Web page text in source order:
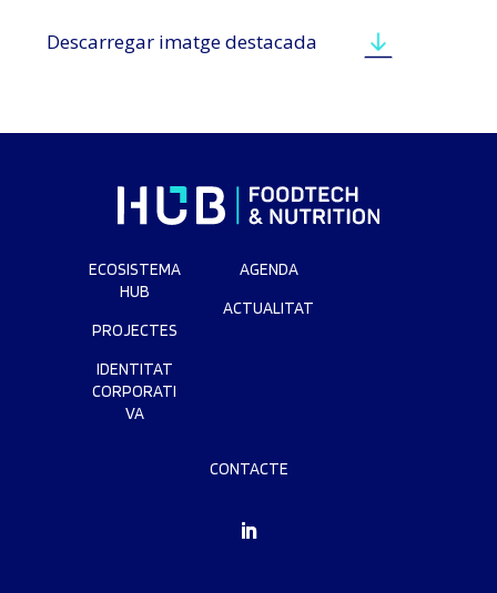
Descarregar imatge destacada
ECOSISTEMA
HUB
PROJECTES
IDENTITAT
CORPORATI
VA
AGENDA
ACTUALITAT
CONTACTE